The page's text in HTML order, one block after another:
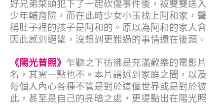
好兄弟菜頭犯下了一起砍傷事件後，被雙雙送入
少年輔育院，而在此時少女小玉找上阿和家，聲
稱肚子裡的孩子是阿和的。原以為阿和的家人會
因此感到絕望，沒想到更難過的事情還在後頭。
《陽光普照》 乍聽之下彷彿是充滿歡樂的電影片
名，其實一點也不。本片講述到家庭之間，以及
每個人內心各種不管是對於這個世界或是對於彼
此，甚至是自己的亮暗之處，更提點出在陽光照